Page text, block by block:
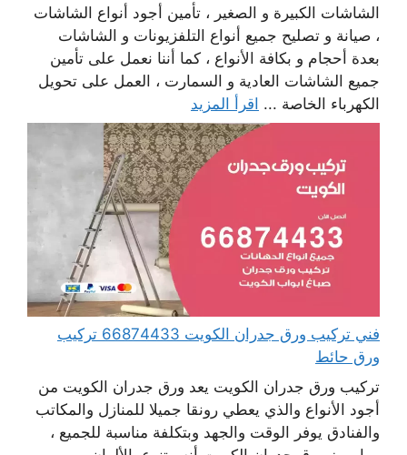
الشاشات الكبيرة و الصغير ، تأمين أجود أنواع الشاشات
، صيانة و تصليح جميع أنواع التلفزيونات و الشاشات
بعدة أحجام و بكافة الأنواع ، كما أننا نعمل على تأمين
جميع الشاشات العادية و السمارت ، العمل على تحويل
الكهرباء الخاصة ... اقرأ المزيد
فني تركيب ورق جدران الكويت 66874433 تركيب
ورق حائط
تركيب ورق جدران الكويت يعد ورق جدران الكويت من
أجود الأنواع والذي يعطي رونقا جميلا للمنازل والمكاتب
والفنادق يوفر الوقت والجهد وبتكلفة مناسبة للجميع ،